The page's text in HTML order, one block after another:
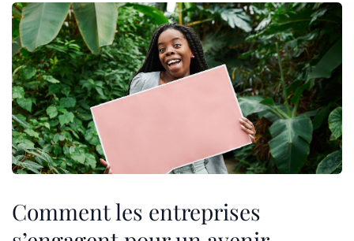
Comment les entreprises